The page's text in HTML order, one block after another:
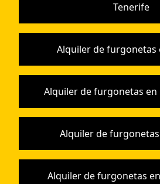
Tenerife
Alquiler de furgonetas
Alquiler de furgonetas en
Alquiler de furgonetas
Alquiler de furgonetas